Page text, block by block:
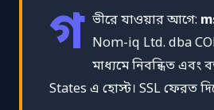
গ ভীরে যাওয়ার আগে:
Nom-iq Ltd. dba
মাধ্যমে নিবন্ধিত এবং
States এ হোস্ট। SSL ফেরত